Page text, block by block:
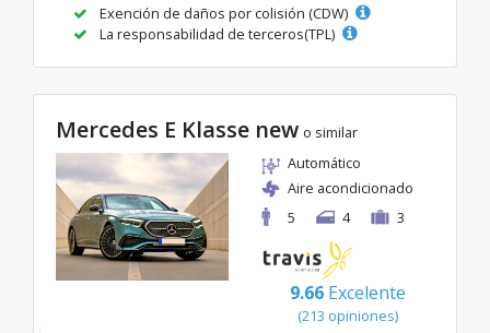
Exención de daños por colisión (CDW)
La responsabilidad de terceros(TPL)
Mercedes E Klasse new o similar
Automático
Aire acondicionado
5
4 3
9.66 Excelente
(213 opiniones)